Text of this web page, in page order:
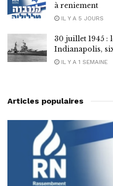
à reniement
IL Y A 5 JOURS
30 juillet 1945 :
Indianapolis,
IL Y A 1 SEMAINE
Articles populaires